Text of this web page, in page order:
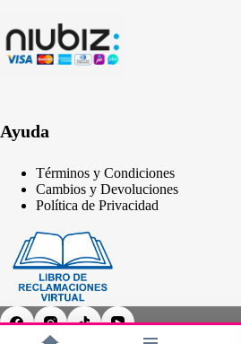
Ayuda
Términos y Condiciones
Cambios y Devoluciones
Política de Privacidad